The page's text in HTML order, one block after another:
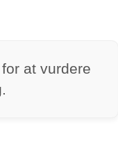
for at vurdere